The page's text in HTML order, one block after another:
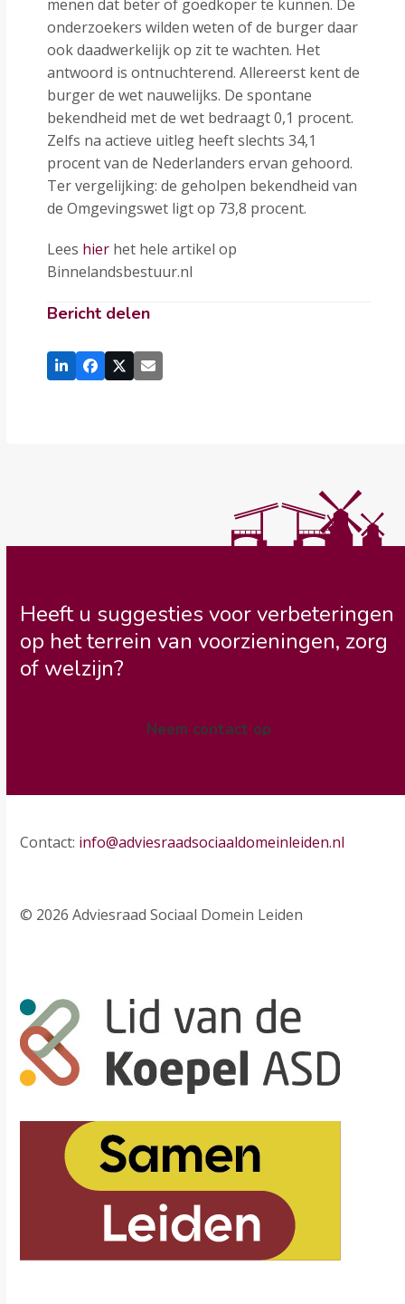
menen dat beter of goedkoper te kunnen. De
onderzoekers wilden weten of de burger daar
ook daadwerkelijk op zit te wachten. Het
antwoord is ontnuchterend. Allereerst kent de
burger de wet nauwelijks. De spontane
bekendheid met de wet bedraagt 0,1 procent.
Zelfs na actieve uitleg heeft slechts 34,1
procent van de Nederlanders ervan gehoord.
Ter vergelijking: de geholpen bekendheid van
de Omgevingswet ligt op 73,8 procent.
Lees hier het hele artikel op
Binnelandsbestuur.nl
Bericht delen
Heeft u suggesties voor verbeteringen
op het terrein van voorzieningen, zorg
of welzijn?
Neem contact op
Contact: info@adviesraadsociaaldomeinleiden.nl
© 2026 Adviesraad Sociaal Domein Leiden